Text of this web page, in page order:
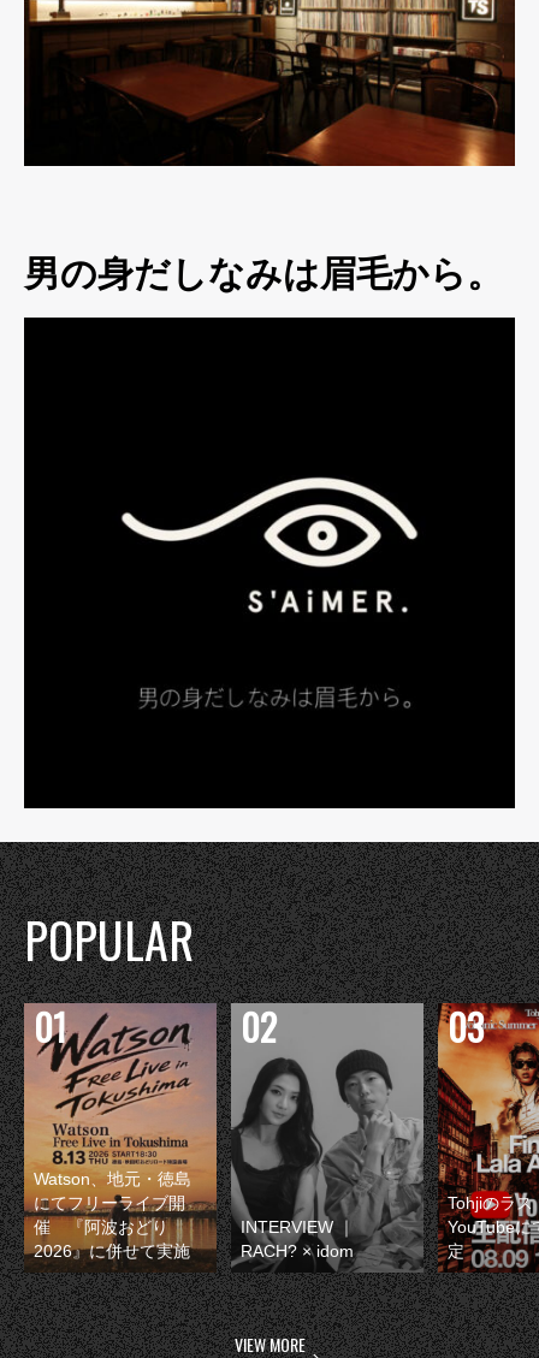
男の身だしなみは眉毛から。
POPULAR
Watson、地元・徳島
にてフリーライブ開
催 『阿波おどり
2026』に併せて実施
INTERVIEW ｜
RACH? × idom
Tohjiのラス
YouTubeに
定
VIEW MORE